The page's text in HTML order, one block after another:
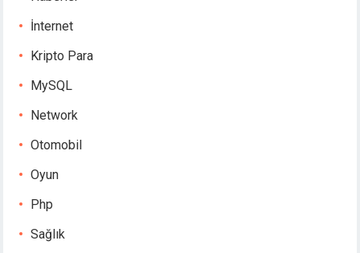
İnternet
Kripto Para
MySQL
Network
Otomobil
Oyun
Php
Sağlık